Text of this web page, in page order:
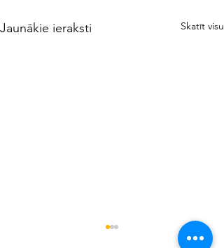
Jaunākie ieraksti Skatīt visu